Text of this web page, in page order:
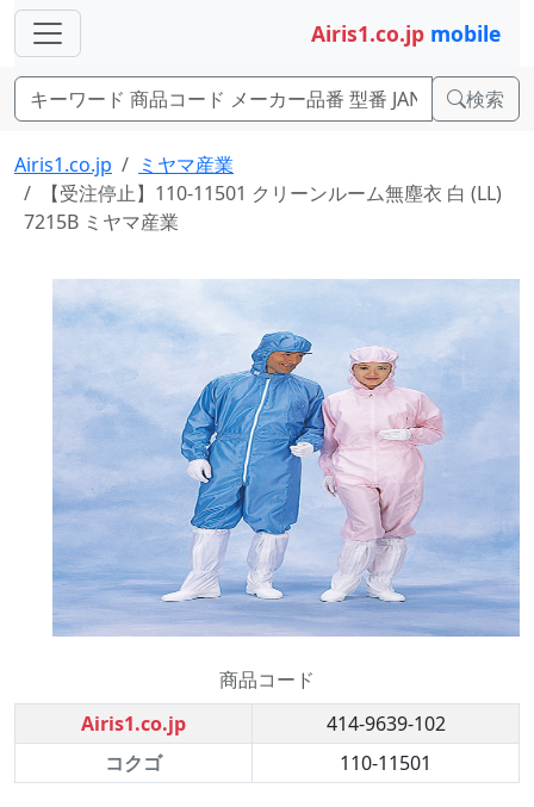
Airis1.co.jp mobile
検索
Airis1.co.jp
ミヤマ産業
【受注停止】110-11501 クリーンルーム無塵衣 白 (LL)
7215B ミヤマ産業
商品コード
Airis1.co.jp
414-9639-102
コクゴ
110-11501